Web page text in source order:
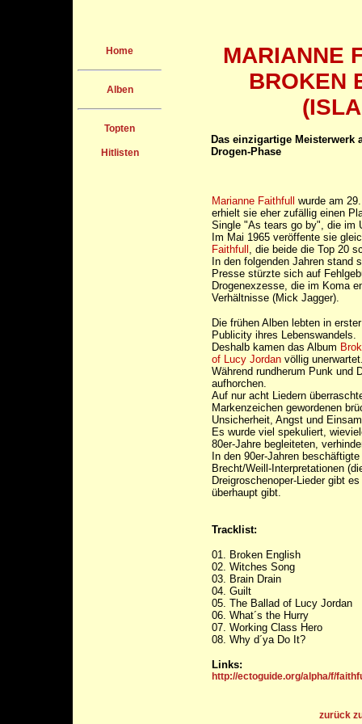
Home
Alben
Topten
Hitlisten
MARIANNE
BROKEN
Das einzigartige Meisterwerk
Drogen-Phase
Marianne Faithfull wurde am
erhielt sie eher zufällig einen
Single "As tears go by", die im
Im Mai 1965 veröffente sie
Faithfull , die beide die Top 20
In den folgenden Jahren
Presse stürzte sich auf
Drogenexzesse, die im Koma
Verhältnisse (Mick Jagger).
Die frühen Alben lebten in
Publicity ihres Lebenswandels.
Deshalb kamen das Album
of Lucy Jordan völlig
Während rundherum Punk und
aufhorchen.
Auf nur acht Liedern
Markenzeichen gewordenen
Unsicherheit, Angst und
Es wurde viel spekuliert,
80er-Jahre begleiteten,
In den 90er-Jahren
Brecht/Weill-Interpretationen
Dreigroschenoper-Lieder gibt
überhaupt gibt.
Tracklist:
01. Broken English
02. Witches Song
03. Brain Drain
04. Guilt
05. The Ballad of Lucy Jordan
06. What´s the Hurry
07. Working Class Hero
08. Why d´ya Do It?
Links:
http://ectoguide.org/alpha/f/
zurück